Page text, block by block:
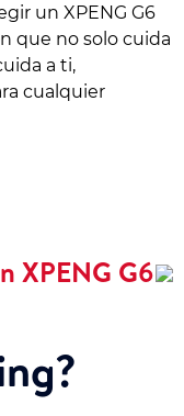
un XPENG G6
que no solo cuida
a ti,
cualquier
XPENG G6